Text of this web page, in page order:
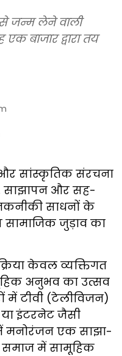
जन्म लेने वाली
एक बाजार द्वारा तय
और सांस्कृतिक संरचना
साझापन और सह-
तकनीकी साधनों के
जुड़ाव का
केवल व्यक्तिगत
अनुभव का उत्सव
में टीवी (टेलीविजन)
इंटरनेट जैसी
मनोरंजन एक साझा-
समाज में सामूहिक